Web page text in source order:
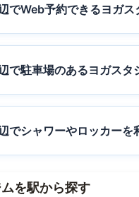
でWeb予約できるヨガス
で駐車場のあるヨガスタ
でシャワーやロッカーを
を駅から探す